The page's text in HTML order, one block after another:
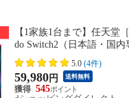
【1家族1台まで】任天堂
do Switch2（日本語・国
S-KB6CA
5.0 (4件)
59,980円 送料無料
545